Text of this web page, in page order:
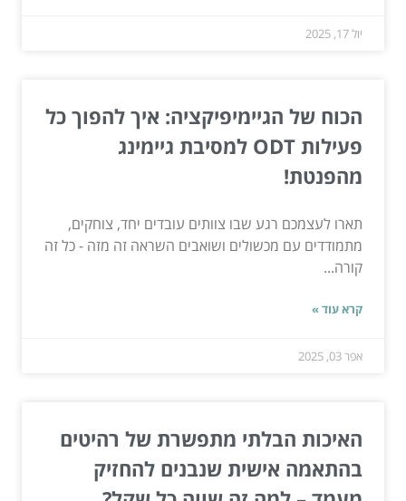
יול 17, 2025
הכוח של הגיימיפיקציה: איך להפוך כל
פעילות ODT למסיבת גיימינג
מהפנטת!
תארו לעצמכם רגע שבו צוותים עובדים יחד, צוחקים,
מתמודדים עם מכשולים ושואבים השראה זה מזה - כל זה
קורה...
קרא עוד »
אפר 03, 2025
האיכות הבלתי מתפשרת של רהיטים
בהתאמה אישית שנבנים להחזיק